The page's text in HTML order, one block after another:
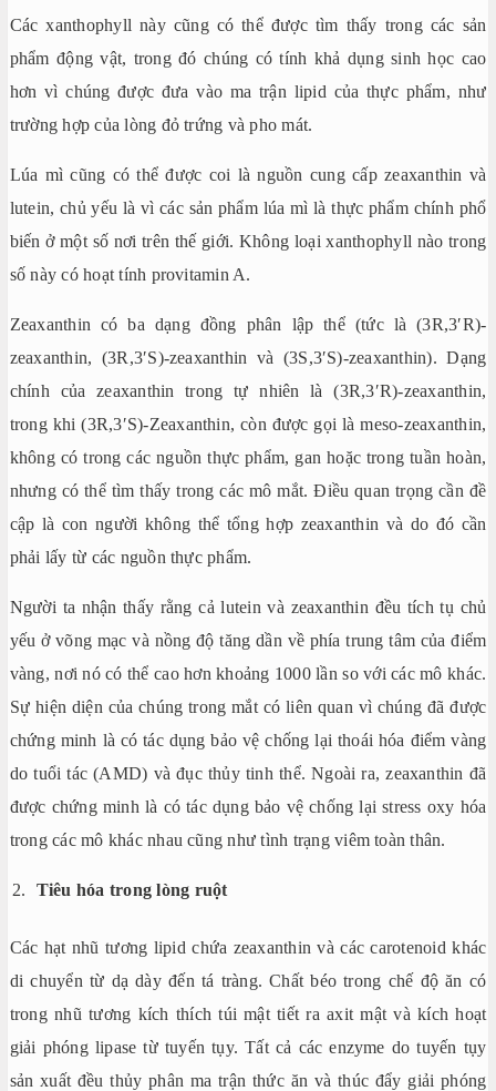
Các xanthophyll này cũng có thể được tìm thấy trong các sản
phẩm động vật, trong đó chúng có tính khả dụng sinh học cao
hơn vì chúng được đưa vào ma trận lipid của thực phẩm, như
trường hợp của lòng đỏ trứng và pho mát.
Lúa mì cũng có thể được coi là nguồn cung cấp zeaxanthin và
lutein, chủ yếu là vì các sản phẩm lúa mì là thực phẩm chính phổ
biến ở một số nơi trên thế giới. Không loại xanthophyll nào trong
số này có hoạt tính provitamin A.
Zeaxanthin có ba dạng đồng phân lập thể (tức là (3R,3′R)-
zeaxanthin, (3R,3′S)-zeaxanthin và (3S,3′S)-zeaxanthin). Dạng
chính của zeaxanthin trong tự nhiên là (3R,3′R)-zeaxanthin,
trong khi (3R,3′S)-Zeaxanthin, còn được gọi là meso-zeaxanthin,
không có trong các nguồn thực phẩm, gan hoặc trong tuần hoàn,
nhưng có thể tìm thấy trong các mô mắt. Điều quan trọng cần đề
cập là con người không thể tổng hợp zeaxanthin và do đó cần
phải lấy từ các nguồn thực phẩm.
Người ta nhận thấy rằng cả lutein và zeaxanthin đều tích tụ chủ
yếu ở võng mạc và nồng độ tăng dần về phía trung tâm của điểm
vàng, nơi nó có thể cao hơn khoảng 1000 lần so với các mô khác.
Sự hiện diện của chúng trong mắt có liên quan vì chúng đã được
chứng minh là có tác dụng bảo vệ chống lại thoái hóa điểm vàng
do tuổi tác (AMD) và đục thủy tinh thể. Ngoài ra, zeaxanthin đã
được chứng minh là có tác dụng bảo vệ chống lại stress oxy hóa
trong các mô khác nhau cũng như tình trạng viêm toàn thân.
Tiêu hóa trong lòng ruột
Các hạt nhũ tương lipid chứa zeaxanthin và các carotenoid khác
di chuyển từ dạ dày đến tá tràng. Chất béo trong chế độ ăn có
trong nhũ tương kích thích túi mật tiết ra axit mật và kích hoạt
giải phóng lipase từ tuyến tụy. Tất cả các enzyme do tuyến tụy
sản xuất đều thủy phân ma trận thức ăn và thúc đẩy giải phóng